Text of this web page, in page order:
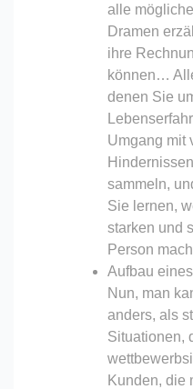
alle
Dramen
ihre
können…
denen Sie
Umgang mit
sammeln,
Sie lernen,
starken und
Person
Aufbau
Nun, man
anders, als
Situationen,
Kunden, die